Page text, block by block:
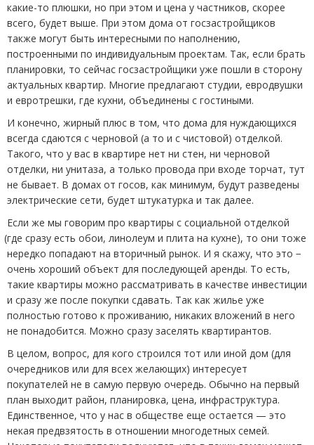
какие-то плюшки, но при этом и цена у частников, скорее
всего, будет выше. При этом дома от госзастройщиков
также могут быть интересными по наполнению,
построенными по индивидуальным проектам. Так, если брать
планировки, то сейчас госзастройщики уже пошли в сторону
актуальных квартир. Многие предлагают студии, евродвушки
и евротрешки, где кухни, объединены с гостиными.
И конечно, жирный плюс в том, что дома для нуждающихся
всегда сдаются с черновой (а то и с чистовой) отделкой.
Такого, что у вас в квартире нет ни стен, ни черновой
отделки, ни унитаза, а только провода при входе торчат, тут
не бывает. В домах от госов, как минимум, будут разведены
электрические сети, будет штукатурка и так далее.
Если же мы говорим про квартиры с социальной отделкой
(где сразу есть обои, линолеум и плита на кухне), то они тоже
нередко попадают на вторичный рынок. И я скажу, что это −
очень хороший объект для последующей аренды. То есть,
такие квартиры можно рассматривать в качестве инвестиции
и сразу же после покупки сдавать. Так как жилье уже
полностью готово к проживанию, никаких вложений в него
не понадобится. Можно сразу заселять квартирантов.
В целом, вопрос, для кого строился тот или иной дом (для
очередников или для всех желающих) интересует
покупателей не в самую первую очередь. Обычно на первый
план выходит район, планировка, цена, инфраструктура.
Единственное, что у нас в обществе еще остается — это
некая предвзятость в отношении многодетных семей.